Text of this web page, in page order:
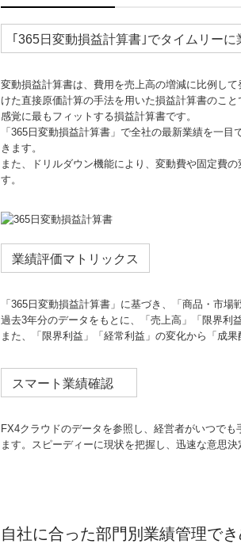
｢365日変動損益計算書｣でタイムリーに
変動損益計算書は、費用を売上高の増減に比例し
けた直接原価計算の手法を用いた損益計算書のこ
感覚に最もフィットする損益計算書です。
「365日変動損益計算書」で全社の最新業績を一
きます。
また、ドリルダウン機能により、変動費や固定費
す。
業績評価マトリックス
「365⽇変動損益計算書」に基づき、「商品・市
過去3年分のデータをもとに、「売上⾼」「限界利
また、「限界利益」「経常利益」の変化から「成果
スマート業績確認
FX4クラウドのデータを参照し、経営者がいつで
ます。スピーディーに現状を把握し、迅速な意思決
自社に合った部門別業績管理で